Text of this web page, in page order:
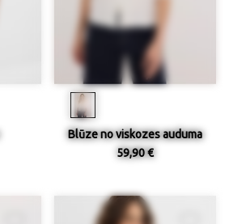
Blūze no viskozes auduma
59,90 €